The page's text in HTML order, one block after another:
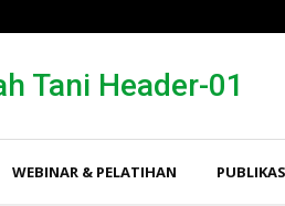
WEBINAR & PELATIHAN